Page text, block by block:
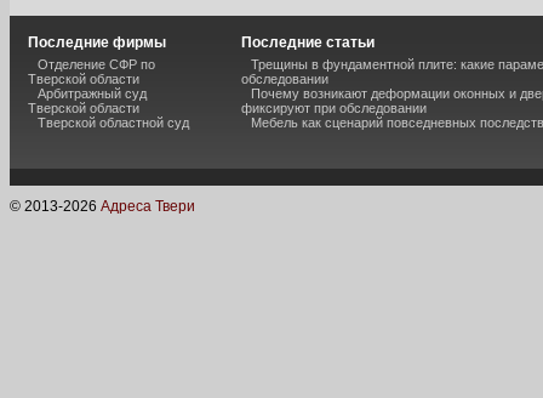
Последние фирмы
Отделение СФР по
Тверской области
Арбитражный суд
Тверской области
Тверской областной суд
Последние статьи
Трещины в фундаментной плите: какие
обследовании
Почему возникают деформации оконных и
фиксируют при обследовании
Мебель как сценарий повседневных
© 2013-2026 Адреса Твери